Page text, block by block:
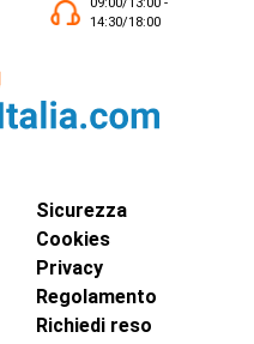
14:30/18:00
Sicurezza
Cookies
Privacy
Regolamento
Richiedi reso